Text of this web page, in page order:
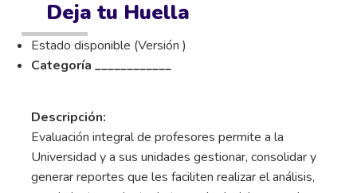
Deja tu Huella
Estado disponible (Versión )
Categoría ____________
Descripción:
Evaluación integral de profesores permite a la
Universidad y a sus unidades gestionar, consolidar y
generar reportes que les faciliten realizar el análisis,